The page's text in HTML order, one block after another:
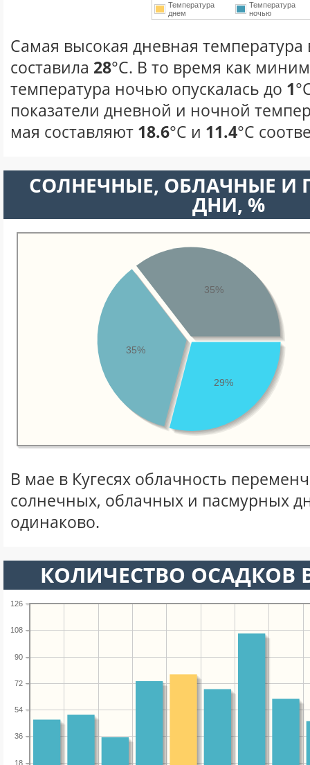
Температура
днем
Температура
ночью
Самая высокая дневная температура
составила 28°С. В то время как
температура ночью опускалась до 1
показатели дневной и ночной
мая составляют 18.6°С и 11.4°С
CОЛНЕЧНЫЕ, ОБЛАЧНЫЕ И
ДНИ, %
29%
35%
35%
В мае в Кугесях облачность
солнечных, облачных и пасмурных
одинаково.
КОЛИЧЕСТВО ОСАДКОВ
18
36
54
72
90
108
126